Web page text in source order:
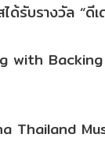
ได้รับรางวัล “ดีเ
with
Thailand